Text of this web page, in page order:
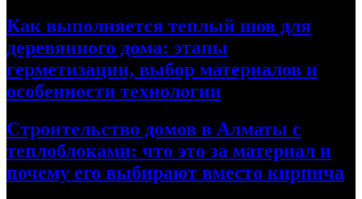
Как выполняется теплый шов для
деревянного дома: этапы
герметизации, выбор материалов и
особенности технологии
Строительство домов в Алматы с
теплоблоками: что это за материал и
почему его выбирают вместо кирпича